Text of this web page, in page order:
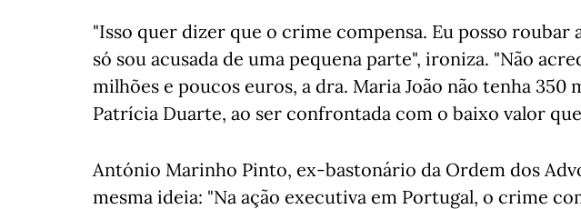
"Isso quer dizer que o crime compensa. Eu posso roubar
só sou acusada de uma pequena parte", ironiza. "Não
milhões e poucos euros, a dra. Maria João não tenha 350
Patrícia Duarte, ao ser confrontada com o baixo valor
António Marinho Pinto, ex-bastonário da Ordem dos
mesma ideia: "Na ação executiva em Portugal, o crime